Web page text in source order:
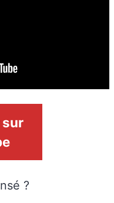
sur
?